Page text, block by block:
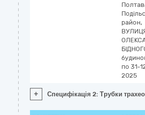
район,
по 31-
2025
+ Специфікація 2: Трубки